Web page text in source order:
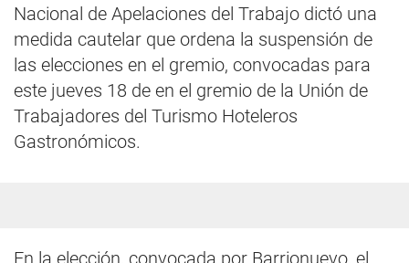
Nacional de Apelaciones del Trabajo dictó una
medida cautelar que ordena la suspensión de
las elecciones en el gremio, convocadas para
este jueves 18 de en el gremio de la Unión de
Trabajadores del Turismo Hoteleros
Gastronómicos.